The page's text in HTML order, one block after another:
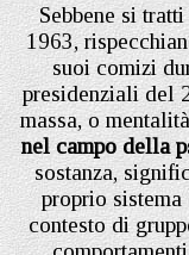
Sebbene si
1963,
suoi comizi
presidenziali del
massa, o
nel campo della
sostanza,
proprio
contesto di